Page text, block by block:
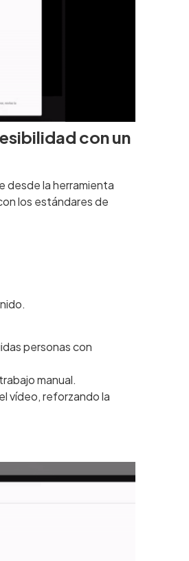
con un
la herramienta
los estándares de
personas con
manual.
vídeo, reforzando la